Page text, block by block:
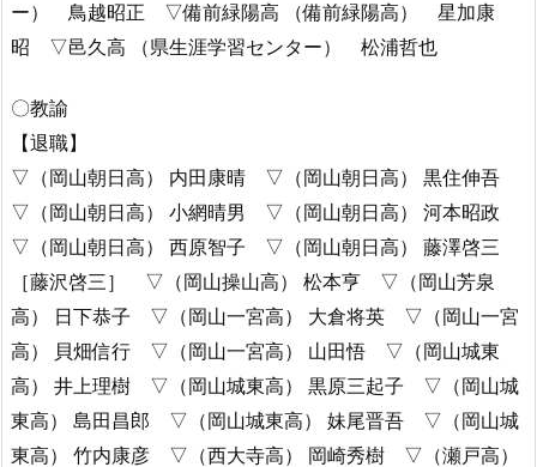
ー） 鳥越昭正 ▽備前緑陽高 （備前緑陽高） 星加康
昭 ▽邑久高 （県生涯学習センター） 松浦哲也
〇教諭
【退職】
▽（岡山朝日高） 内田康晴 ▽（岡山朝日高） 黒住伸吾
▽（岡山朝日高） 小網晴男 ▽（岡山朝日高） 河本昭政
▽（岡山朝日高） 西原智子 ▽（岡山朝日高） 藤澤啓三
［藤沢啓三］ ▽（岡山操山高） 松本亨 ▽（岡山芳泉
高） 日下恭子 ▽（岡山一宮高） 大倉将英 ▽（岡山一宮
高） 貝畑信行 ▽（岡山一宮高） 山田悟 ▽（岡山城東
高） 井上理樹 ▽（岡山城東高） 黒原三起子 ▽（岡山城
東高） 島田昌郎 ▽（岡山城東高） 妹尾晋吾 ▽（岡山城
東高） 竹内康彦 ▽（西大寺高） 岡崎秀樹 ▽（瀬戸高）